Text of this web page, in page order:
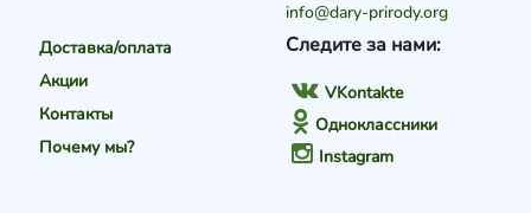
Доставка/оплата
Акции
Контакты
Почему мы?
Следите за нами:
VKontakte
Одноклассники
Instagram
info@dary-prirody.org